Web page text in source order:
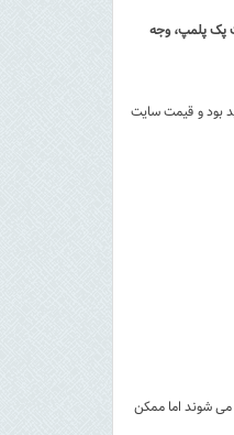
پک پلمپ، وجه
بود و قیمت سایت
شوند اما ممکن